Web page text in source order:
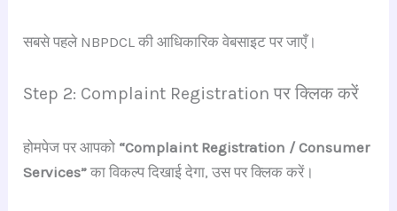
सबसे पहले NBPDCL की आधिकारिक वेबसाइट पर जाएँ।
Step 2: Complaint Registration पर क्लिक करें
होमपेज पर आपको “Complaint Registration / Consumer
Services” का विकल्प दिखाई देगा, उस पर क्लिक करें।